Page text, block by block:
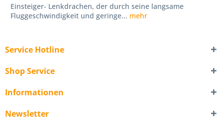
Einsteiger- Lenkdrachen, der durch seine langsame
Fluggeschwindigkeit und geringe... mehr
Service Hotline
Shop Service
Informationen
Newsletter